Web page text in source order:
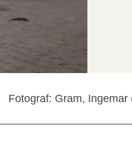
Fotograf: Gram, Ingemar